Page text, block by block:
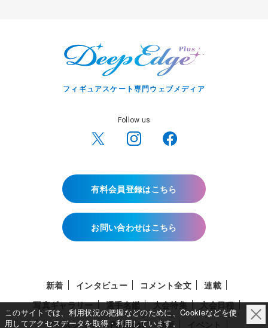
フィギュアスケート専門ウェブメディア
Follow us
有料会員登録はこちら
お問い合わせはこちら
新着 インタビュー コメント全文
連載
写真ギャラリー
選手名鑑 大会特集
大会日程
アイスショー
Podcast 動画
このサイトでは、利用状況の把握などのために、Cookieなどを使
用してアクセスデータを取得・利用しています。